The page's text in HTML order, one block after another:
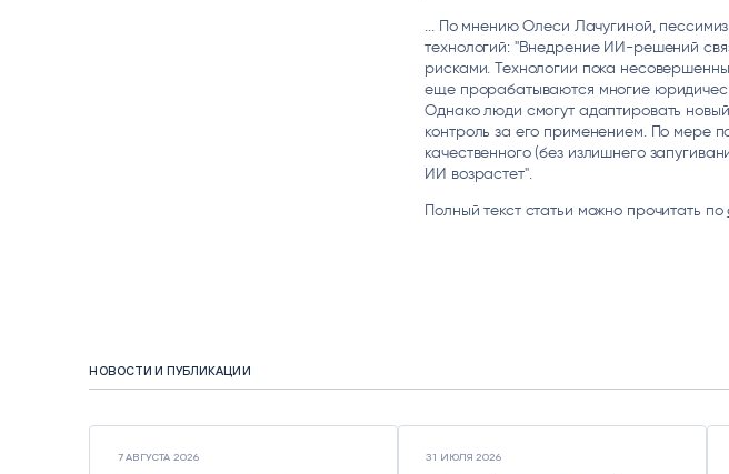
... По мнению Олеси Лачугиной,
технологий: "Внедрение ИИ-решений
рисками. Технологии пока
еще прорабатываются многие
Однако люди смогут адаптировать
контроль за его применением. По мере
качественного (без излишнего
ИИ возрастет".
Полный текст статьи можно прочитать по
НОВОСТИ И ПУБЛИКАЦИИ
7 АВГУСТА 2026 31 ИЮЛЯ 2026